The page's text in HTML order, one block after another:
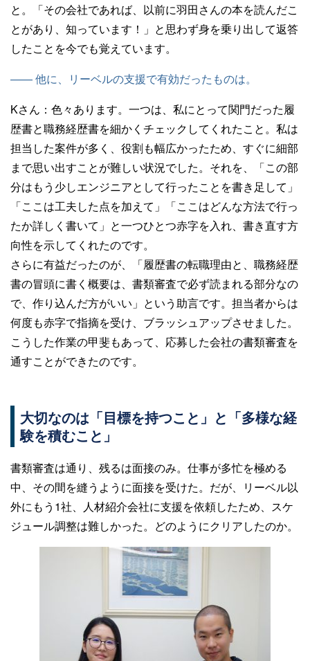
と。「その会社であれば、以前に羽田さんの本を読んだこ
とがあり、知っています！」と思わず身を乗り出して返答
したことを今でも覚えています。
—— 他に、リーベルの支援で有効だったものは。
Kさん： 色々あります。一つは、私にとって関門だった履
歴書と職務経歴書を細かくチェックしてくれたこと。私は
担当した案件が多く、役割も幅広かったため、すぐに細部
まで思い出すことが難しい状況でした。それを、「この部
分はもう少しエンジニアとして行ったことを書き足して」
「ここは工夫した点を加えて」「ここはどんな方法で行っ
たか詳しく書いて」と一つひとつ赤字を入れ、書き直す方
向性を示してくれたのです。
さらに有益だったのが、「履歴書の転職理由と、職務経歴
書の冒頭に書く概要は、書類審査で必ず読まれる部分なの
で、作り込んだ方がいい」という助言です。担当者からは
何度も赤字で指摘を受け、ブラッシュアップさせました。
こうした作業の甲斐もあって、応募した会社の書類審査を
通すことができたのです。
大切なのは「目標を持つこと」と「多様な経
験を積むこと」
書類審査は通り、残るは面接のみ。仕事が多忙を極める
中、その間を縫うように面接を受けた。だが、リーベル以
外にもう1社、人材紹介会社に支援を依頼したため、スケ
ジュール調整は難しかった。どのようにクリアしたのか。